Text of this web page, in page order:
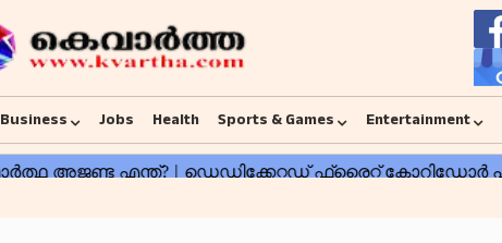
Business Jobs Health Sports & Games Entertainment